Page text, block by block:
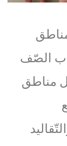
الصّف
مناطق